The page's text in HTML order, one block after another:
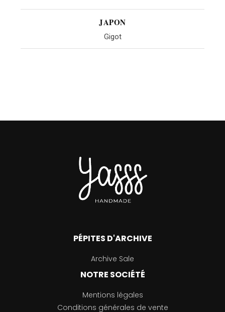
JAPON
Gigot
PÉPITES D'ARCHIVE
Archive Sale
NOTRE SOCIÉTÉ
Mentions légales
Conditions générales de vente